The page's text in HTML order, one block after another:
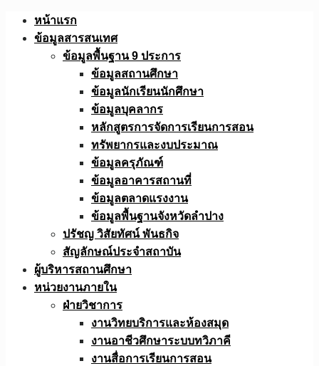
Skip
หน้าแรก
ข้อมูลสารสนเทศ
ข้อมูลพื้นฐาน 9 ประการ
ข้อมูลสถานศึกษา
ข้อมูลนักเรียนนักศึกษา
ข้อมูลบุคลากร
หลักสูตรการจัดการเรียนการสอน
ทรัพยากรและงบประมาณ
ข้อมูลครุภัณฑ์
ข้อมูลอาคารสถานที่
ข้อมูลตลาดแรงงาน
ข้อมูลพื้นฐานจังหวัดลำปาง
ปรัชญ วิสัยทัศน์ พันธกิจ
สัญลักษณ์ประจำสถาบัน
ผู้บริหารสถานศึกษา
หน่วยงานภายใน
ฝ่ายวิชาการ
งานวิทยบริการและห้องสมุด
งานอาชีวศึกษาระบบทวิภาคี
งานสื่อการเรียนการสอน